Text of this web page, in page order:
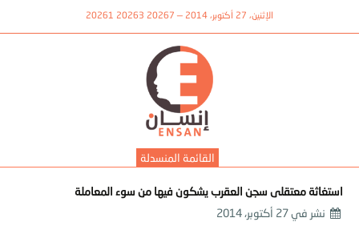
الإثنين، 27 أكتوبر، 2014 — 20267 20263 20261
القائمة المنسدلة
استغاثة معتقلى سجن العقرب يشكون فيها من سوء المعاملة
نشر في 27 أكتوبر، 2014